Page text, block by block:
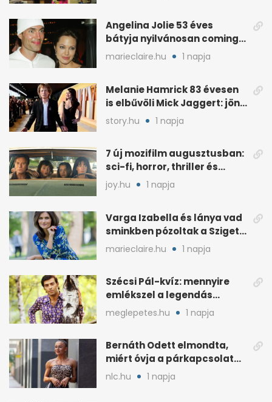
Angelina Jolie 53 éves
bátyja nyilvánosan coming
outolt, volt felesége
marieclaire.hu 1 napja
Melanie Hamrick 83 évesen
is elbűvöli Mick Jaggert: jön
az esküvő?
story.hu 1 napja
7 új mozifilm augusztusban:
sci-fi, horror, thriller és
könnyedebb címek
joy.hu 1 napja
Varga Izabella és lánya vad
sminkben pózoltak a Sziget
előtt
marieclaire.hu 1 napja
Szécsi Pál-kvíz: mennyire
emlékszel a legendás
énekes történetére?
meglepetes.hu 1 napja
Bernáth Odett elmondta,
miért óvja a párkapcsolatát
a nyilvánosságtól
nlc.hu 1 napja